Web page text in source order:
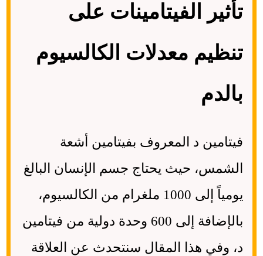
تأثير الفيتامينات على
تنظيم معدلات الكالسيوم
بالدم
فيتامين د المعروف بفيتامين أشعة
الشمس، حيث يحتاج جسم الإنسان البالغ
يومياً إلى 1000 ملغرام من الكالسيوم،
بالإضافة إلى 600 وحدة دولية من فيتامين
د، وفي هذا المقال سنتحدث عن العلاقة